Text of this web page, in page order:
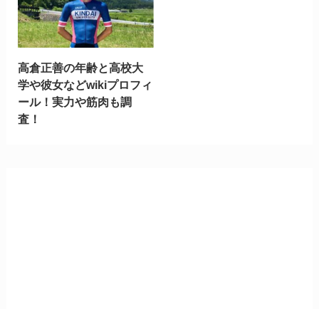
高倉正善の年齢と高校大
学や彼女などwikiプロフィ
ール！実力や筋肉も調
査！